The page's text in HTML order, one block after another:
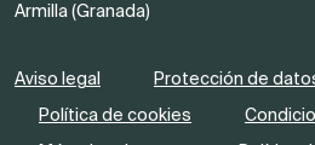
Armilla (Granada)
Aviso legal
Protección de
Política de cookies